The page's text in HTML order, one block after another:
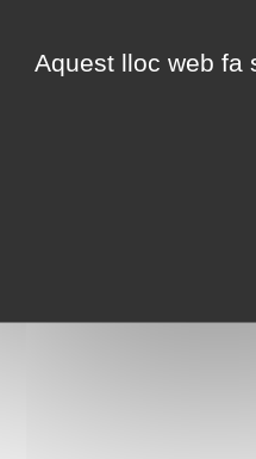
Aquest lloc web fa